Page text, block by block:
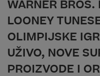
WARNER BROS.
LOONEY
OLIMPIJSKE
UŽIVO, NOVE
PROIZVODE I